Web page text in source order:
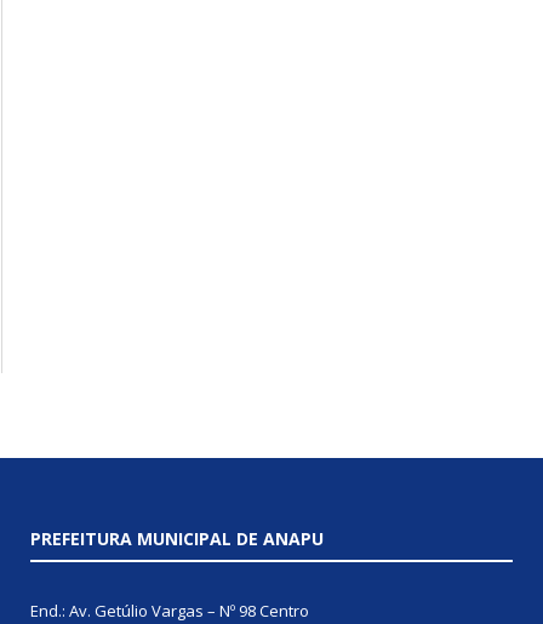
PREFEITURA MUNICIPAL DE ANAPU
End.: Av. Getúlio Vargas – Nº 98 Centro